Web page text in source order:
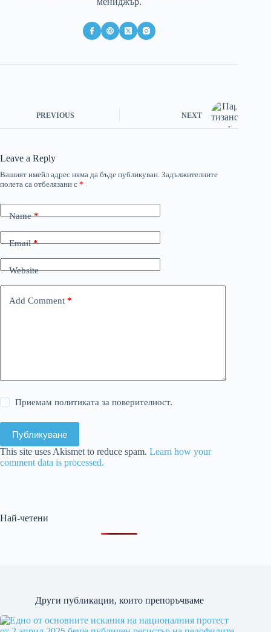
PREVIOUS NEXT
Leave a Reply
Вашият имейл адрес няма да бъде публикуван. Задължителните
полета са отбелязани с *
Name*
Email*
Website
Add Comment *
Приемам политиката за поверителност.
Публикуване
This site uses Akismet to reduce spam. Learn how your
comment data is processed.
Най-четени
Други публикации, които препоръчваме